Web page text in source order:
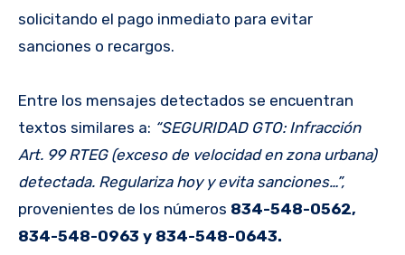
solicitando el pago inmediato para evitar
sanciones o recargos.
Entre los mensajes detectados se encuentran
textos similares a: “SEGURIDAD GTO: Infracción
Art. 99 RTEG (exceso de velocidad en zona urbana)
detectada. Regulariza hoy y evita sanciones…”,
provenientes de los números 834-548-0562,
834-548-0963 y 834-548-0643.